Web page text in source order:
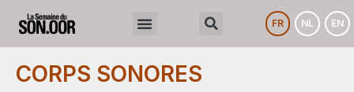
FR NL EN
CORPS SONORES